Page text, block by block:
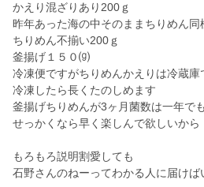
かえり混ざりあり200ｇ
昨年あった海の中そのままちりめん
ちりめん不揃い200ｇ
釜揚げ１５０⒢
冷凍便ですがちりめんかえりは冷蔵庫
冷凍したら長くたのしめます
釜揚げちりめんが3ヶ月菌数は一年で
せっかくなら早く楽しんで欲しいから
もろもろ説明割愛しても
石野さんのねーってわかる人に届けば